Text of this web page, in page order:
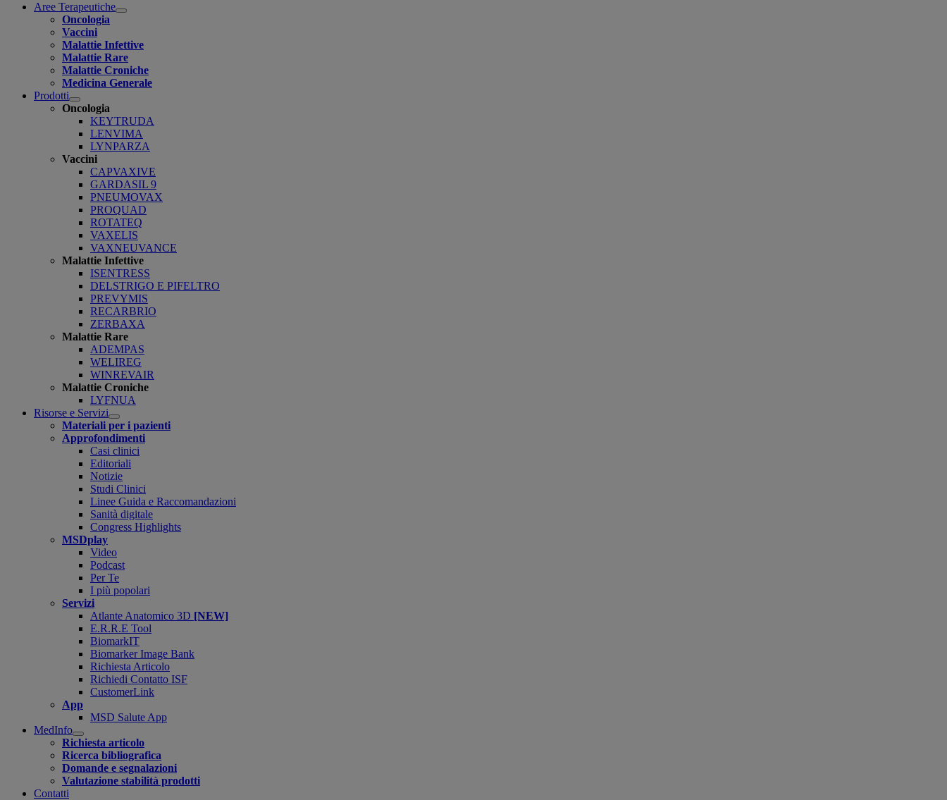
Aree Terapeutiche
Open
Oncologia
Vaccini
Malattie Infettive
Malattie Rare
Malattie Croniche
Medicina Generale
Prodotti
Open
submenu
Oncologia
KEYTRUDA
LENVIMA
LYNPARZA
Vaccini
CAPVAXIVE
GARDASIL 9
PNEUMOVAX
PROQUAD
ROTATEQ
VAXELIS
VAXNEUVANCE
Malattie Infettive
ISENTRESS
DELSTRIGO E PIFELTRO
PREVYMIS
RECARBRIO
ZERBAXA
Malattie Rare
ADEMPAS
WELIREG
WINREVAIR
Malattie Croniche
LYFNUA
Risorse e Servizi
Open
submenu
Materiali per i pazienti
Approfondimenti
Casi clinici
Editoriali
Notizie
Studi Clinici
Linee Guida e Raccomandazioni
Sanità digitale
Congress Highlights
MSDplay
Video
Podcast
Per Te
I più popolari
Servizi
Atlante Anatomico 3D [NEW]
E.R.R.E Tool
BiomarkIT
Biomarker Image Bank
Richiesta Articolo
Richiedi Contatto ISF
CustomerLink
App
MSD Salute App
MedInfo
Open
submenu
Richiesta articolo
Ricerca bibliografica
Domande e segnalazioni
Valutazione stabilità prodotti
Contatti